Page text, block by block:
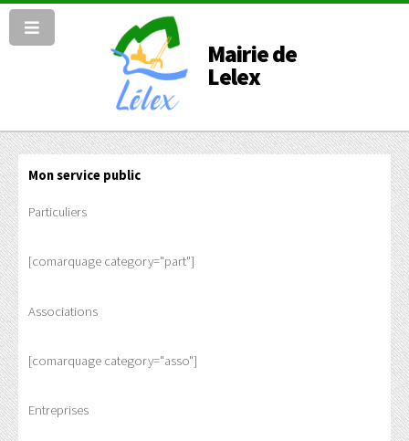
Mairie de
Lelex
Mon service public
Particuliers
[comarquage category="part"]
Associations
[comarquage category="asso"]
Entreprises